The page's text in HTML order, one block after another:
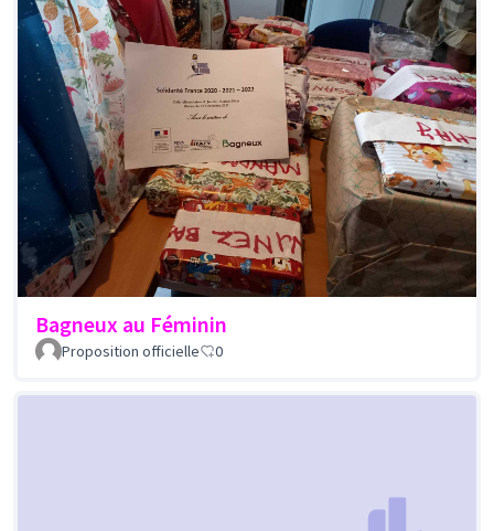
Bagneux au Féminin
Proposition officielle 0